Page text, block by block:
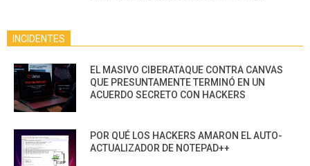
INCIDENTES
EL MASIVO CIBERATAQUE CONTRA CANVAS
QUE PRESUNTAMENTE TERMINÓ EN UN
ACUERDO SECRETO CON HACKERS
POR QUÉ LOS HACKERS AMARON EL AUTO-
ACTUALIZADOR DE NOTEPAD++